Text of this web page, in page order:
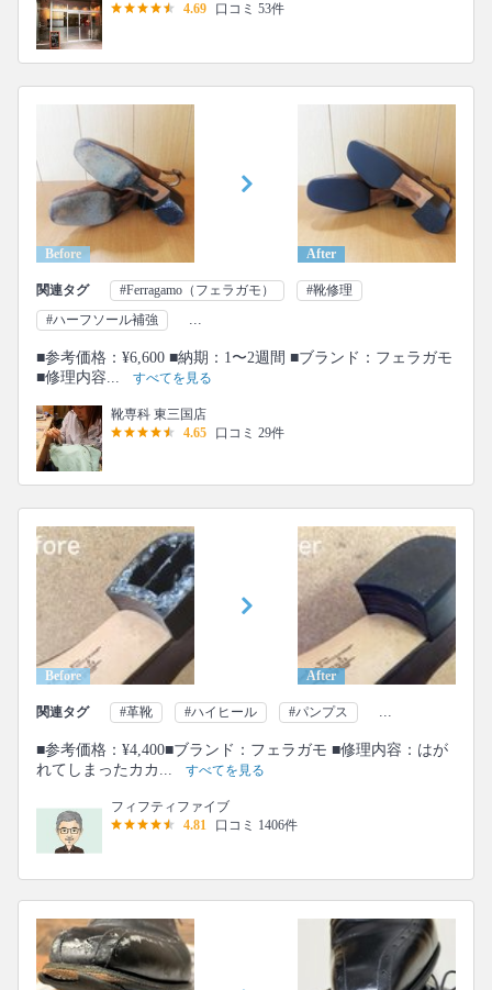
4.69
口コミ 53件
Before After
関連タグ #Ferragamo（フェラガモ）
#靴修理
#ハーフソール補強
...
■参考価格：¥6,600 ■納期：1〜2週間 ■ブランド：フェラガモ
■修理内容...
すべてを見る
靴専科 東三国店
4.65
口コミ 29件
Before After
関連タグ #革靴 #ハイヒール #パンプス ...
■参考価格：¥4,400■ブランド：フェラガモ ■修理内容：はが
れてしまったカカ...
すべてを見る
フィフティファイブ
4.81
口コミ 1406件